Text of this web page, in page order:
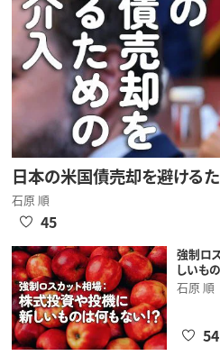
日本の米国債売却を避ける
石原 順
45
強制ロ
しいも
石原 順
54